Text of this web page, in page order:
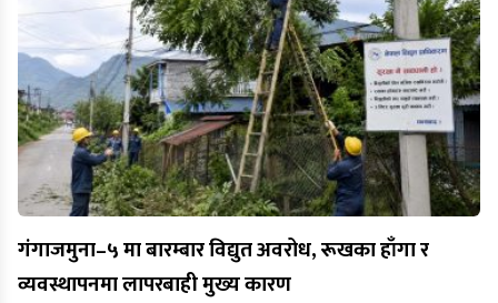
गंगाजमुना–५ मा बारम्बार विद्युत अवरोध, रूखका हाँगा र
व्यवस्थापनमा लापरबाही मुख्य कारण